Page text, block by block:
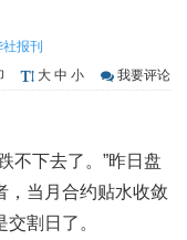
报刊
大 中 小 我要评论
不下去了。”昨日盘
，当月合约贴水收敛
割日了。